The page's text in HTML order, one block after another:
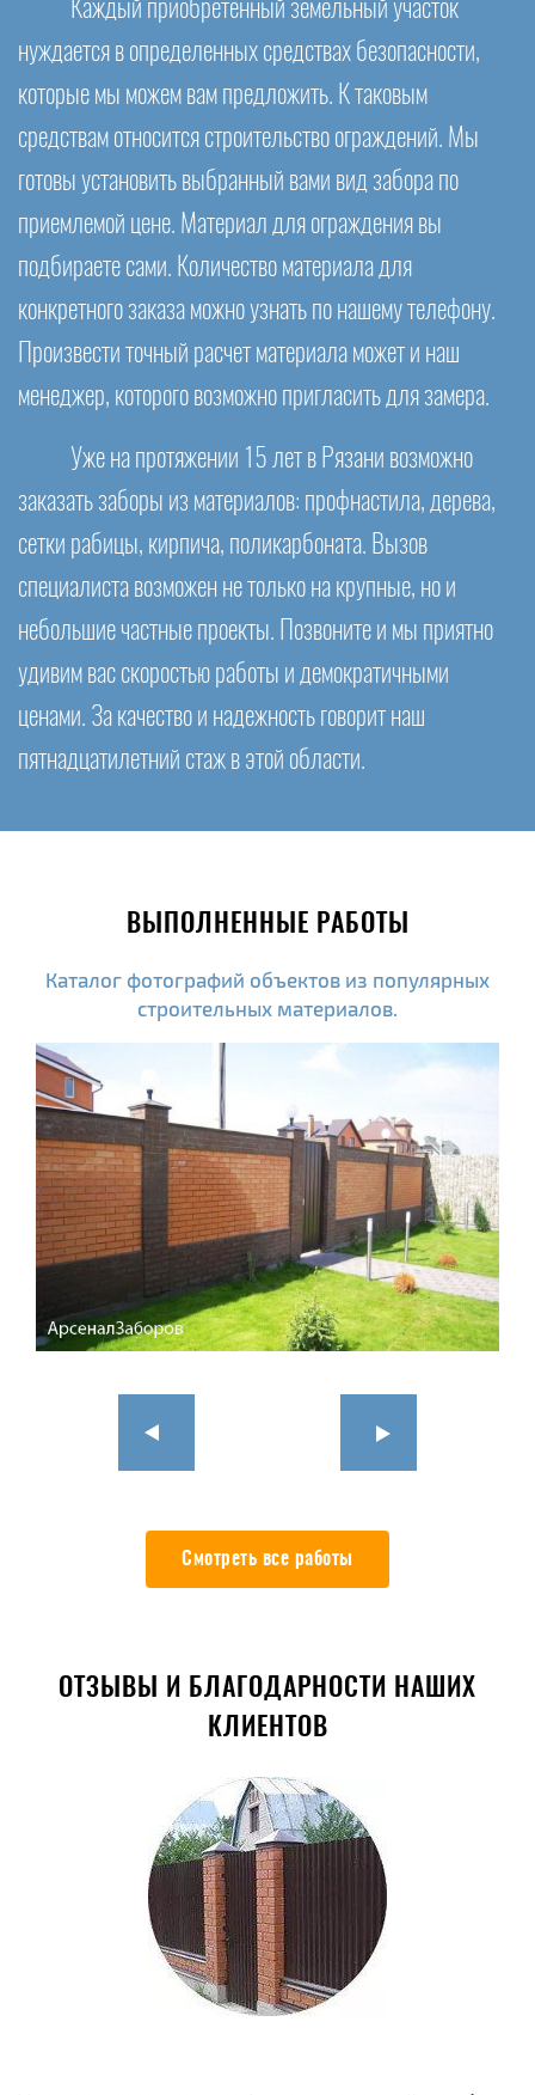
Каждый приобретенный земельный участок
нуждается в определенных средствах безопасности,
которые мы можем вам предложить. К таковым
средствам относится строительство ограждений. Мы
готовы установить выбранный вами вид забора по
приемлемой цене. Материал для ограждения вы
подбираете сами. Количество материала для
конкретного заказа можно узнать по нашему телефону.
Произвести точный расчет материала может и наш
менеджер, которого возможно пригласить для замера.
Уже на протяжении 15 лет в Рязани возможно
заказать заборы из материалов: профнастила, дерева,
сетки рабицы, кирпича, поликарбоната. Вызов
специалиста возможен не только на крупные, но и
небольшие частные проекты. Позвоните и мы приятно
удивим вас скоростью работы и демократичными
ценами. За качество и надежность говорит наш
пятнадцатилетний стаж в этой области.
ВЫПОЛНЕННЫЕ РАБОТЫ
Каталог фотографий объектов из популярных
строительных материалов.
Смотреть все работы
ОТЗЫВЫ И БЛАГОДАРНОСТИ НАШИХ
КЛИЕНТОВ